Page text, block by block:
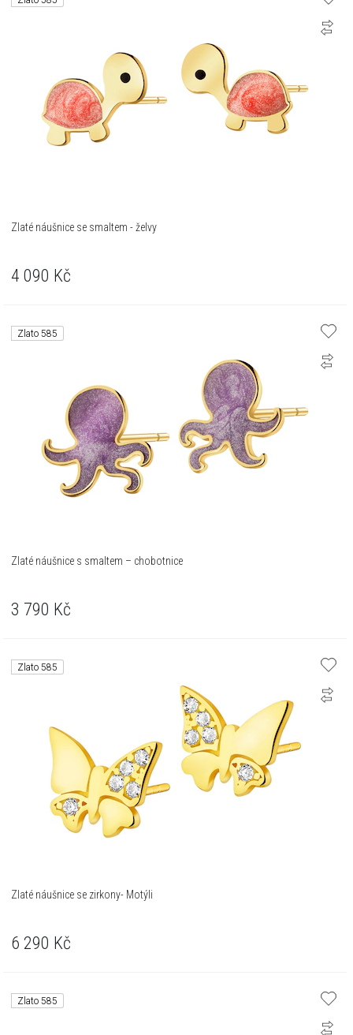
Zlaté náušnice se smaltem - želvy
4 090 Kč
Zlato 585
Zlaté náušnice s smaltem – chobotnice
3 790 Kč
Zlato 585
Zlaté náušnice se zirkony- Motýli
6 290 Kč
Zlato 585